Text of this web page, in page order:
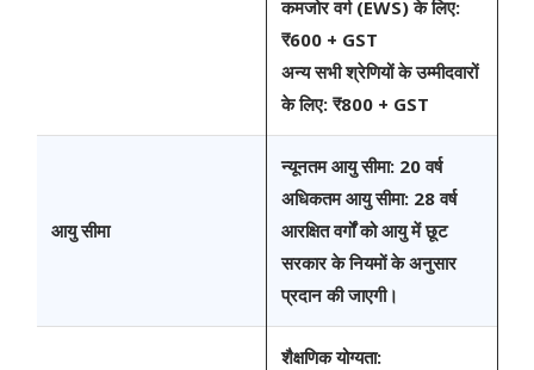
कमजोर वर्ग (EWS) के लिए:
₹600 + GST
अन्य सभी श्रेणियों के उम्मीदवारों
के लिए: ₹800 + GST
आयु सीमा
न्यूनतम आयु सीमा: 20 वर्ष
अधिकतम आयु सीमा: 28 वर्ष
आरक्षित वर्गों को आयु में छूट
सरकार के नियमों के अनुसार
प्रदान की जाएगी।
शैक्षणिक योग्यता: